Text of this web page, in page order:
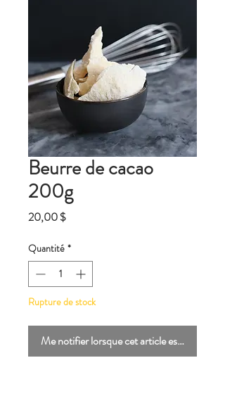
Beurre de cacao
200g
20,00 $Prix
Quantité *
Rupture de stock
Me notifier lorsque cet article est disponible